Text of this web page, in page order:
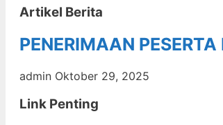
Artikel Berita
PENERIMAAN
admin Oktober 29, 2025
Link Penting